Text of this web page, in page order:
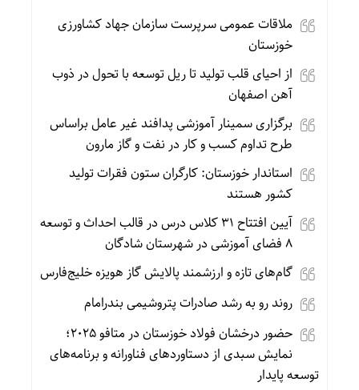
ملاقات عمومی سرپرست سازمان جهاد کشاورزی
خوزستان
از احیای قلب تولید تا ریل توسعه با تحول در ذوب
آهن اصفهان
برگزاری سمینار آموزشی پدافند غیر عامل براساس
طرح تداوم کسب و کار در نفت و گاز مارون
استاندار خوزستان: کارگران ستون فقرات تولید
کشور هستند
آیین افتتاح ۳۱ کلاس درس در قالب احداث و توسعه
۸ فضای آموزشی در شهرستان شادگان
گام‌های تازه و ارزشمند پالایش گاز هویزه خلیج‌فارس
روند رو به رشد صادرات پتروشیمی بندرامام
حضور درخشان فولاد خوزستان در متافو ۲۰۲۵؛
نمایش سبدی از دستاوردهای فناورانه و برنامه‌های
توسعه پایدار